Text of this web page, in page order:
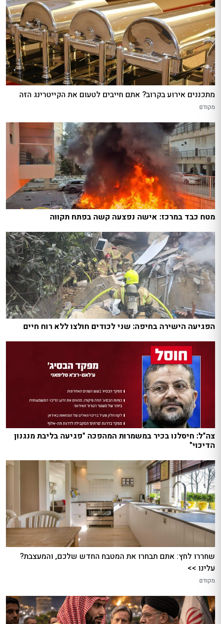
מתכננים אירוע בקרוב? אתם חייבים לטעום את הקייטרינג הזה
מקודם
מטח כבד במרכז: אישה נפצעה קשה בפתח תקווה
הפגיעה הישירה בחיפה: שני לכודים חולצו ללא רוח חיים
צה"ל: חיסלנו בכיר במשמרות המהפכה "פגיעה בליבת מנגנון
הדיכוי"
שחררו לחץ: אתם תבחרו את המטבח החדש שלכם, והמעצבת?
עלינו >>
מקודם